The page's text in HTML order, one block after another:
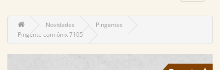
Novidades
Pingentes
Pingente com ônix 7105